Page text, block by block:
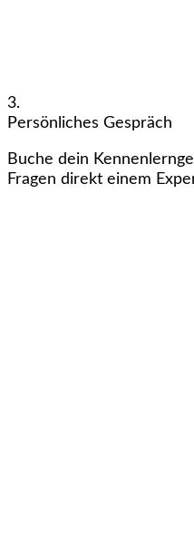
3.
Persönliches Gespräch
Buche dein
Fragen direkt einem